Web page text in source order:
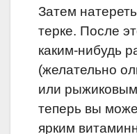
Затем
терке. После
каким-нибудь
(желательно
или
теперь вы
ярким